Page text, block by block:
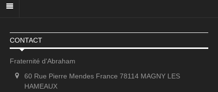
CONTACT
Fraternité d'Abraham
60 Rue Pierre Mendes France 78114 MAGNY LES
HAMEAUX